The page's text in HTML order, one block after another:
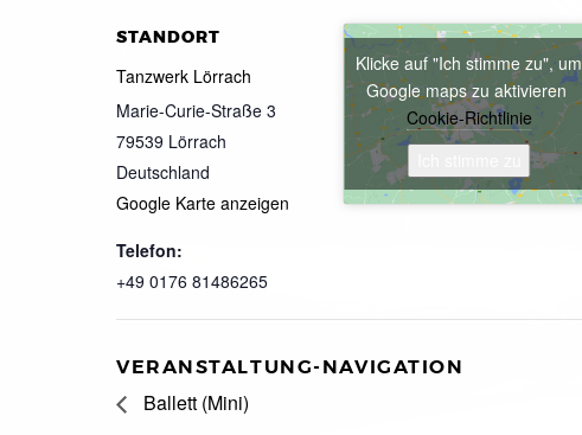
STANDORT
Tanzwerk Lörrach
Marie-Curie-Straße 3
79539 Lörrach
Deutschland
Google Karte anzeigen
Telefon:
+49 0176 81486265
Klicke auf "Ich stimme zu", um
Google maps zu aktivieren
Cookie-Richtlinie
VERANSTALTUNG-NAVIGATION
Ballett (Mini)